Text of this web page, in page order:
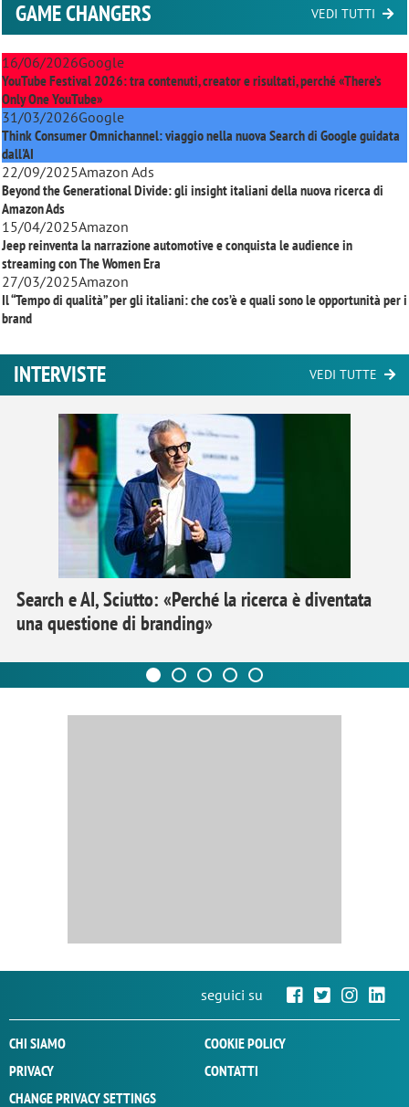
GAME CHANGERS VEDI TUTTI
16/06/2026Google
YouTube Festival 2026: tra contenuti, creator e risultati, perché «There’s
Only One YouTube»
31/03/2026Google
Think Consumer Omnichannel: viaggio nella nuova Search di Google guidata
dall'AI
22/09/2025Amazon Ads
Beyond the Generational Divide: gli insight italiani della nuova ricerca di
Amazon Ads
15/04/2025Amazon
Jeep reinventa la narrazione automotive e conquista le audience in
streaming conThe Women Era
27/03/2025Amazon
Il “Tempo di qualità” per gli italiani: che cos’è e quali sono le opportunità per i
brand
INTERVISTE VEDI TUTTE
Search e AI, Sciutto: «Perché la ricerca è diventata
una questione di branding»
seguici su
CHI SIAMO
COOKIE POLICY
PRIVACY
CONTATTI
CHANGE PRIVACY SETTINGS